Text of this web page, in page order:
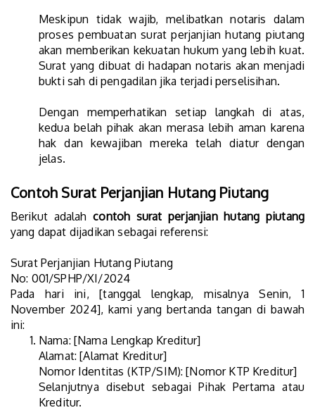
Meskipun tidak wajib, melibatkan notaris dalam
proses pembuatan surat perjanjian hutang piutang
akan memberikan kekuatan hukum yang lebih kuat.
Surat yang dibuat di hadapan notaris akan menjadi
bukti sah di pengadilan jika terjadi perselisihan.
Dengan memperhatikan setiap langkah di atas,
kedua belah pihak akan merasa lebih aman karena
hak dan kewajiban mereka telah diatur dengan
jelas.
Contoh Surat Perjanjian Hutang Piutang
Berikut adalahcontoh surat perjanjian hutang piutang
yang dapat dijadikan sebagai referensi:
Surat Perjanjian Hutang Piutang
No: 001/SPHP/XI/2024
Pada hari ini, [tanggal lengkap, misalnya Senin, 1
November 2024], kami yang bertanda tangan di bawah
ini:
Nama: [Nama Lengkap Kreditur]
Alamat: [Alamat Kreditur]
Nomor Identitas (KTP/SIM): [Nomor KTP Kreditur]
Selanjutnya disebut sebagai Pihak Pertama atau
Kreditur.